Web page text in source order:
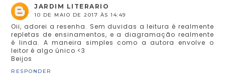
JARDIM LITERARIO
10 DE MAIO DE 2017 ÀS 14:49
Oii, adorei a resenha. Sem duvidas a leitura é realmente
repletas de ensinamentos, e a diagramação realmente
é linda. A maneira simples como a autora envolve o
leitor é algo único <3
Beijos
RESPONDER